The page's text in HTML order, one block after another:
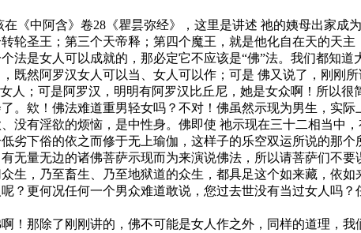
《中阿含》卷28《瞿昙弥经》，这里是讲述 祂的姨母出家
轮圣王；第三个天帝释；第四个魔王，就是他化自在天的天
法是女人可以成就的，那必定它不应该是“佛”法。我们都知
既然阿罗汉女人可以当、女人可以作；可是 佛又说了，刚刚
人；可是阿罗汉，明明有阿罗汉比丘尼，她是女众啊！所以很
。欸！佛法难道重男轻女吗？不对！佛虽然示现为男生，实
没有淫欲的烦恼，是中性身。佛即使 祂示现在三十二相当中
劣下俗的依之而修于无上瑜伽，这样子的乐空双运所说的那
无量无边的诸佛菩萨示现而为来演说佛法，所以请菩萨们不
生，乃至畜生、乃至地狱道的众生，都具足这个如来藏，依
？更何况任何一个男众难道敢说，您过去世没有当过女人吗
！那除了刚刚讲的，佛不可能是女人作之外，同样的道理，